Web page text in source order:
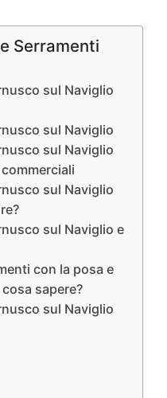
Serramenti
sul Naviglio
sul Naviglio
sul Naviglio
sul Naviglio
sul Naviglio e
con la posa e
sapere?
sul Naviglio